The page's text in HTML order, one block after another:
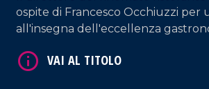
ospite di Francesco Occhiuzzi per
all'insegna dell'eccellenza
EL Dan e di Letizia Pagano, questa